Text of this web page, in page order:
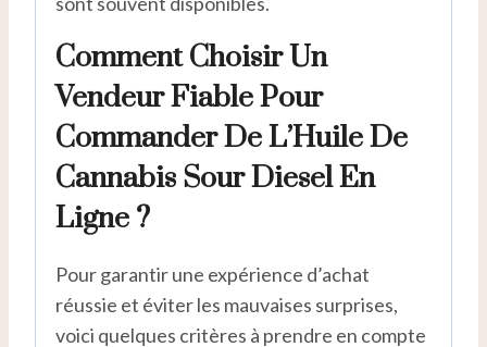
Comment Choisir Un
Vendeur Fiable Pour
Commander De L’Huile De
Cannabis Sour Diesel En
Ligne ?
Pour garantir une expérience d’achat
réussie et éviter les mauvaises surprises,
voici quelques critères à prendre en compte